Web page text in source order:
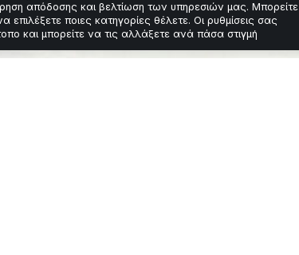
απόδοσης και βελτίωση των υπηρεσιών μας. Μπορείτε
επιλέξετε ποιες κατηγορίες θέλετε. Οι ρυθμίσεις σας
και μπορείτε να τις αλλάξετε ανά πάσα στιγμή